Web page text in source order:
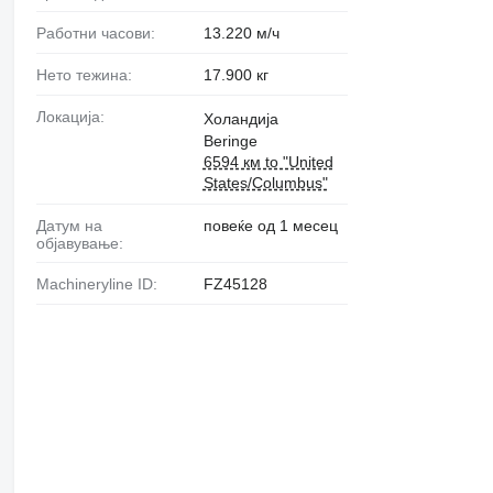
Работни часови: 13.220 м/ч
Нето тежина: 17.900 кг
Локација:
Холандија
Beringe
6594 км to "United
States/Columbus"
Датум на
објавување:
повеќе од 1 месец
Machineryline ID: FZ45128